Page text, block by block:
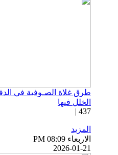
طرق غلاة الصـوفية في
الخلل فيها
437 |
المزيد
الاربعاء PM 08:09
2026-01-21